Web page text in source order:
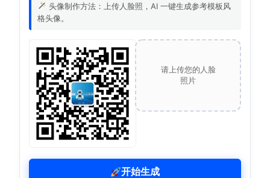
头像制作方法：上传人脸照，AI 一键生成参考模板风
格头像。
请上传您的人脸
照片
开始生成